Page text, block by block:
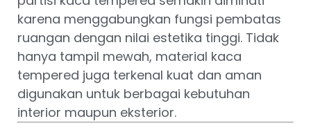
karena menggabungkan fungsi pembatas
ruangan dengan nilai estetika tinggi. Tidak
hanya tampil mewah, material kaca
tempered juga terkenal kuat dan aman
digunakan untuk berbagai kebutuhan
interior maupun eksterior.